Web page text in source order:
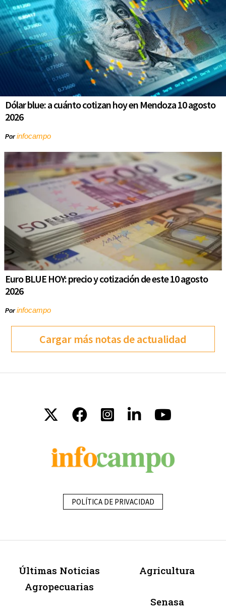
Dólar blue: a cuánto cotizan hoy en Mendoza 10 agosto
2026
Porinfocampo
Euro BLUE HOY: precio y cotización de este 10 agosto
2026
Porinfocampo
Cargar más notas de actualidad
POLÍTICA DE PRIVACIDAD
Últimas Noticias
Agropecuarias
Agricultura
Senasa